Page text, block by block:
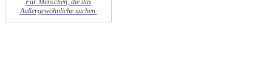
Für Menschen, die das
Außergewöhnliche suchen.